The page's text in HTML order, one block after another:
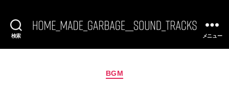
検索
BGM]
SoundTracks
メニュー
カ
BGM